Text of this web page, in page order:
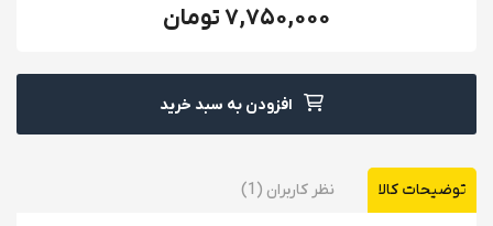
7,750,000 تومان
افزودن به سبد خرید
توضیحات کالا نظر کاربران (1)